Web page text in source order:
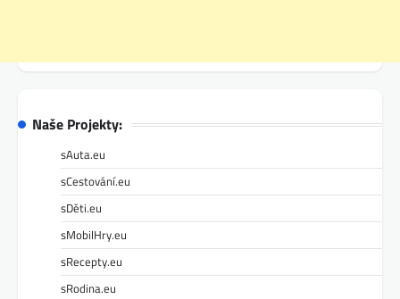
Naše Projekty:
sAuta.eu
sCestování.eu
sDěti.eu
sMobilHry.eu
sRecepty.eu
sRodina.eu